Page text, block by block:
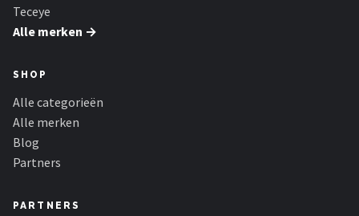
Teceye
Alle merken →
SHOP
Alle categorieën
Alle merken
Blog
Partners
PARTNERS